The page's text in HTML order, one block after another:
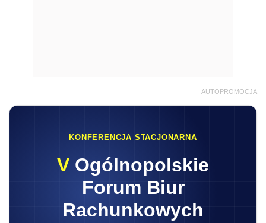
AUTOPROMOCJA
KONFERENCJA STACJONARNA
V Ogólnopolskie
Forum Biur
Rachunkowych